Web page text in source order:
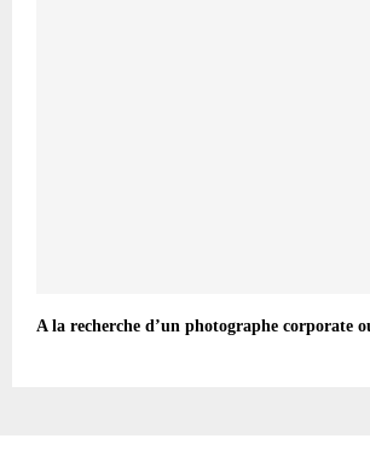
A la recherche d’un photographe corporate